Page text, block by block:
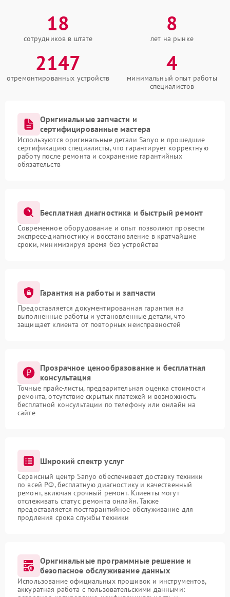
18
сотрудников в штате
8
лет на рынке
2147
отремонтированных устройств
4
минимальный опыт работы
специалистов
Оригинальные запчасти и
сертифицированные мастера
Используются оригинальные детали Sanyo и прошедшие
сертификацию специалисты, что гарантирует корректную
работу после ремонта и сохранение гарантийных
обязательств
Бесплатная диагностика и быстрый ремонт
Современное оборудование и опыт позволяют провести
экспресс-диагностику и восстановление в кратчайшие
сроки, минимизируя время без устройства
Гарантия на работы и запчасти
Предоставляется документированная гарантия на
выполненные работы и установленные детали, что
защищает клиента от повторных неисправностей
Прозрачное ценообразование и бесплатная
консультация
Точные прайс-листы, предварительная оценка стоимости
ремонта, отсутствие скрытых платежей и возможность
бесплатной консультации по телефону или онлайн на
сайте
Широкий спектр услуг
Сервисный центр Sanyo обеспечивает доставку техники
по всей РФ, бесплатную диагностику и качественный
ремонт, включая срочный ремонт. Клиенты могут
отслеживать статус ремонта онлайн. Также
предоставляется постгарантийное обслуживание для
продления срока службы техники
Оригинальные программные решение и
безопасное обслуживание данных
Использование официальных прошивок и инструментов,
аккуратная работа с пользовательскими данными: